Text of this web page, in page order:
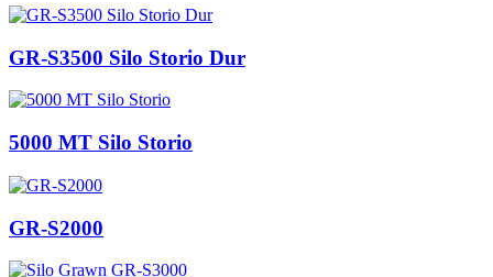
GR-S3500 Silo Storio Dur
5000 MT Silo Storio
GR-S2000